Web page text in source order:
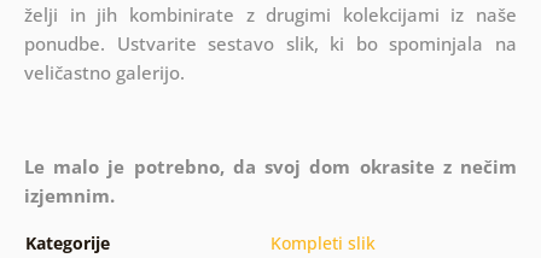
želji in jih kombinirate z drugimi kolekcijami iz naše
ponudbe. Ustvarite sestavo slik, ki bo spominjala na
veličastno galerijo.
Le malo je potrebno, da svoj dom okrasite z nečim
izjemnim.
Kategorije Kompleti slik